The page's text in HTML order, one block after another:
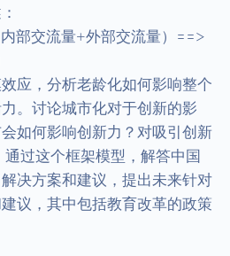
部交流量+外部交流量）==>
应，分析老龄化如何影响整个
。讨论城市化对于创新的影
如何影响创新力？对吸引创新
过这个框架模型，解答中国
决方案和建议，提出未来针对
议，其中包括教育改革的政策